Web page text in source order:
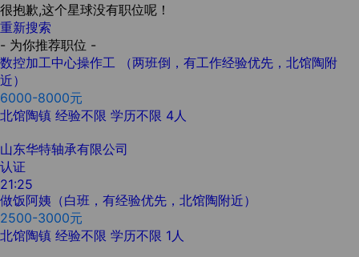
很抱歉,这个星球没有职位呢！
重新搜索
- 为你推荐职位 -
数控加工中心操作工 （两班倒，有工作经验优先，北馆陶附
近）
6000-8000元
北馆陶镇 经验不限 学历不限 4人
山东华特轴承有限公司
认证
21:25
做饭阿姨（白班，有经验优先，北馆陶附近）
2500-3000元
北馆陶镇 经验不限 学历不限 1人